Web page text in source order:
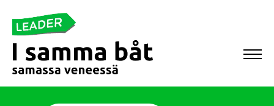
suoraan
sisältöön
Sameboat